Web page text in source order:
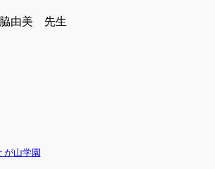
脇由美 先生
が山学園